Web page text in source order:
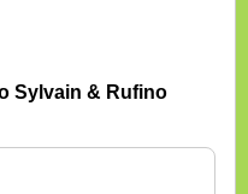
Sylvain & Rufino